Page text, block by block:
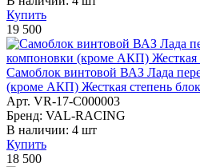
Купить
19 500
Самоблок винтовой ВАЗ Лада
(кроме АКП) Жесткая степень
Арт. VR-17-C000003
Бренд: VAL-RACING
В наличии: 4 шт
Купить
18 500